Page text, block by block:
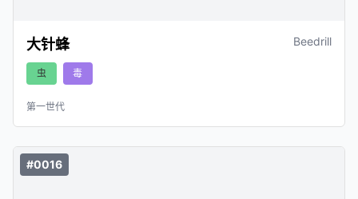
大针蜂 Beedrill
虫 毒
第一世代
#0016